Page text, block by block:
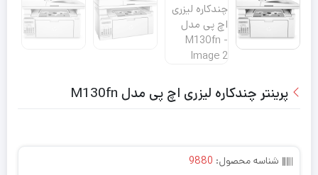
پرینتر چندکاره لیزری اچ پی مدل M130fn
شناسه محصول: 9880